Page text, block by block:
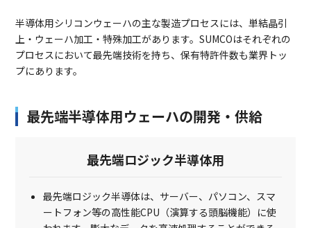
半導体用シリコンウェーハの主な製造プロセスには、単結晶引
上・ウェーハ加工・特殊加工があります。SUMCOはそれぞれの
プロセスにおいて最先端技術を持ち、保有特許件数も業界トッ
プにあります。
最先端半導体用ウェーハの開発・供給
最先端ロジック半導体用
最先端ロジック半導体は、サーバー、パソコン、スマ
ートフォン等の高性能CPU（演算する頭脳機能）に使